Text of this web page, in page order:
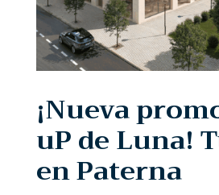
¡Nueva
uP de Luna!
en Paterna